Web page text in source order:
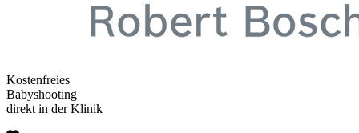
Kostenfreies
Babyshooting
direkt in der Klinik